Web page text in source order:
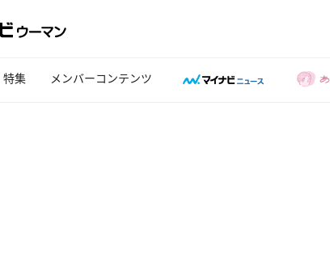
特集 メンバーコンテンツ